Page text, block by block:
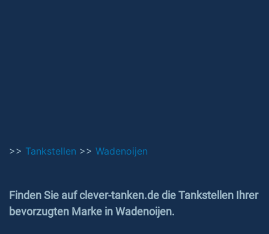
>> Tankstellen >> Wadenoijen
Finden Sie auf clever-tanken.de die Tankstellen Ihrer
bevorzugten Marke in Wadenoijen.